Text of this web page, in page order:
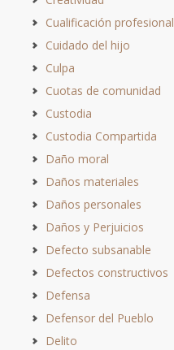
Cualificación profesional
Cuidado del hijo
Culpa
Cuotas de comunidad
Custodia
Custodia Compartida
Daño moral
Daños materiales
Daños personales
Daños y Perjuicios
Defecto subsanable
Defectos constructivos
Defensa
Defensor del Pueblo
Delito